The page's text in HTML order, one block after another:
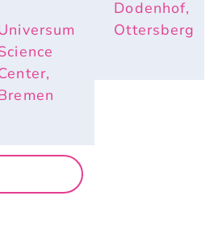
S
N
Dodenhof,
Ottersberg